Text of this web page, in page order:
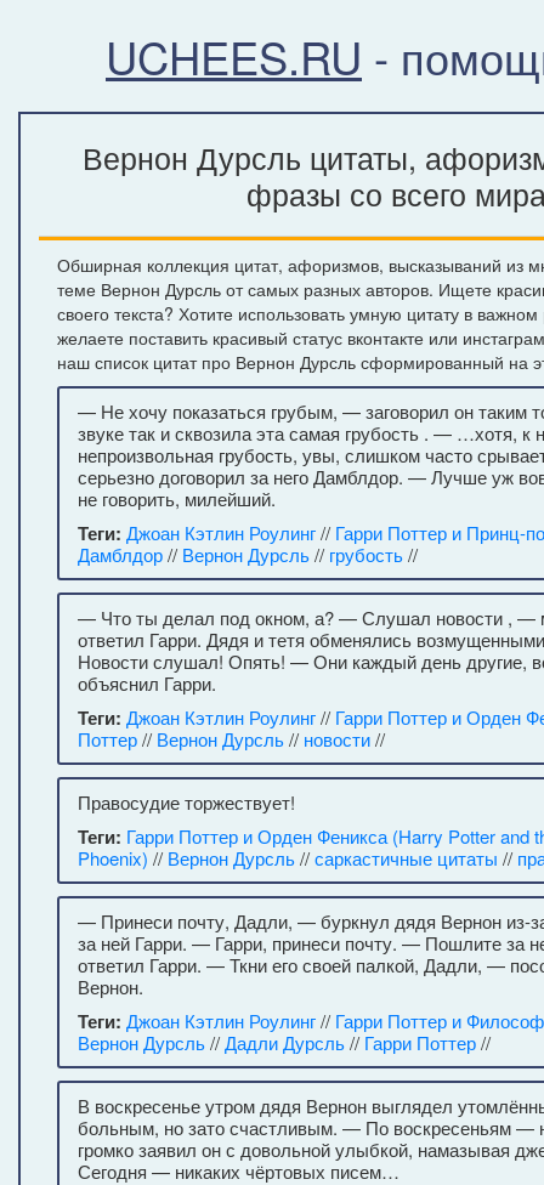
UCHEES.RU -
Вернон Дурсль цитаты,
фразы со всего
Обширная коллекция цитат, афоризмов, высказываний из
теме Вернон Дурсль от самых разных авторов. Ищете
своего текста? Хотите использовать умную цитату в
желаете поставить красивый статус вконтакте или
наш список цитат про Вернон Дурсль сформированный на
— Не хочу показаться грубым, — заговорил он таким
звуке так и сквозила эта самая грубость . — …хотя, к
непроизвольная грубость, увы, слишком часто
серьезно договорил за него Дамблдор. — Лучше уж
не говорить, милейший.
Теги: Джоан Кэтлин Роулинг// Гарри Поттер и Принц-
Дамблдор// Вернон Дурсль// грубость//
— Что ты делал под окном, а? — Слушал новости , —
ответил Гарри. Дядя и тетя обменялись
Новости слушал! Опять! — Они каждый день другие,
объяснил Гарри.
Теги: Джоан Кэтлин Роулинг// Гарри Поттер и Орден
Поттер// Вернон Дурсль// новости//
Правосудие торжествует!
Теги: Гарри Поттер и Орден Феникса (Harry Potter and
Phoenix) // Вернон Дурсль//саркастичные цитаты //
— Принеси почту, Дадли, — буркнул дядя Вернон из-
за ней Гарри. — Гарри, принеси почту. — Пошлите за
ответил Гарри. — Ткни его своей палкой, Дадли, —
Вернон.
Теги: Джоан Кэтлин Роулинг// Гарри Поттер и
Вернон Дурсль//Дадли Дурсль// Гарри Поттер//
В воскресенье утром дядя Вернон выглядел
больным, но зато счастливым. — По воскресеньям —
громко заявил он с довольной улыбкой, намазывая
Сегодня — никаких чёртовых писем…